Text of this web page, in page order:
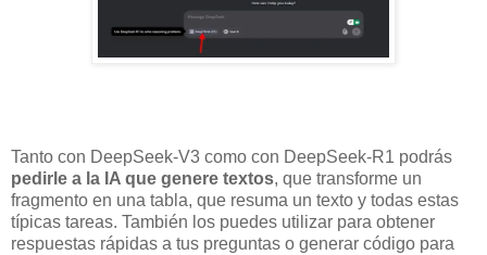
Tanto con DeepSeek-V3 como con DeepSeek-R1 podrás
pedirle a la IA que genere textos, que transforme un
fragmento en una tabla, que resuma un texto y todas estas
típicas tareas. También los puedes utilizar para obtener
respuestas rápidas a tus preguntas o generar código para